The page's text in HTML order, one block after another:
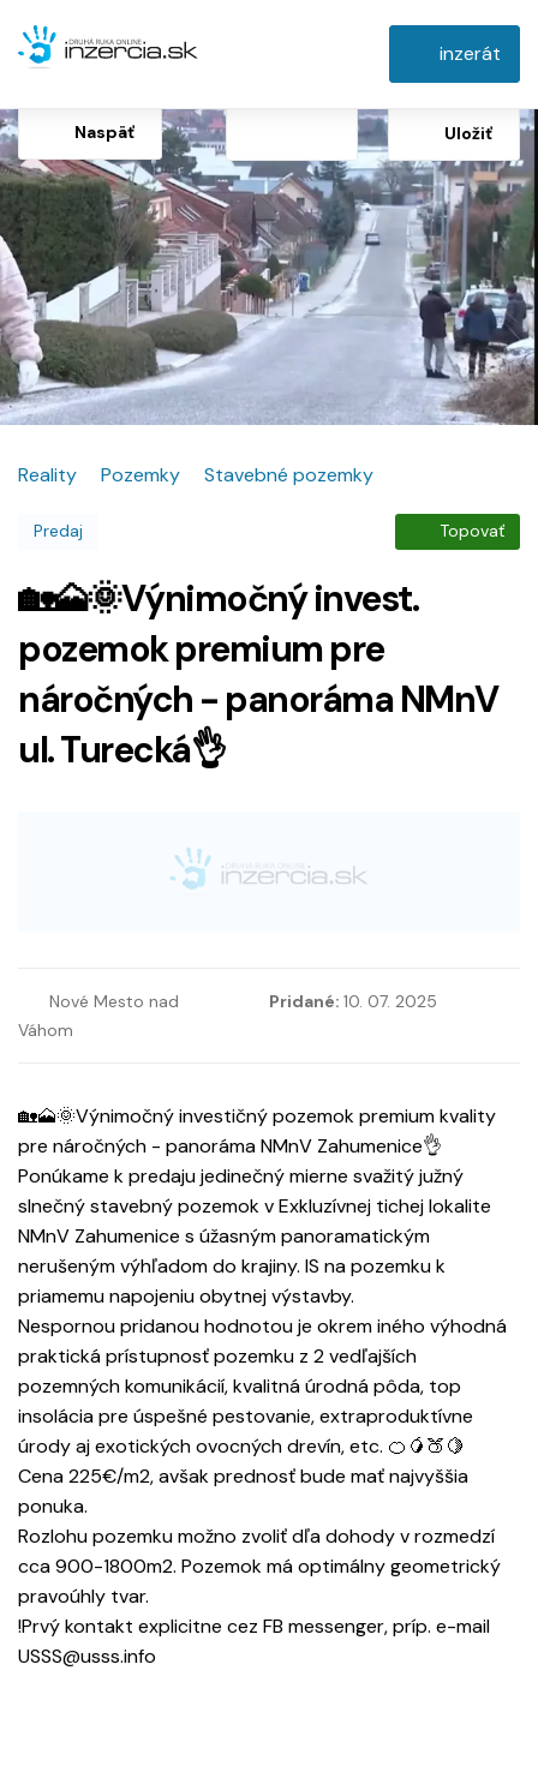
inzerát
Naspäť Uložiť
Reality Pozemky Stavebné pozemky
Predaj Topovať
🏡🗻🌞Výnimočný invest.
pozemok premium pre
náročných - panoráma NMnV
ul. Turecká👌
Nové Mesto nad
Váhom
Pridané: 10. 07. 2025
🏡🗻🌞Výnimočný investičný pozemok premium kvality
pre náročných - panoráma NMnV Zahumenice👌
Ponúkame k predaju jedinečný mierne svažitý južný
slnečný stavebný pozemok v Exkluzívnej tichej lokalite
NMnV Zahumenice s úžasným panoramatickým
nerušeným výhľadom do krajiny. IS na pozemku k
priamemu napojeniu obytnej výstavby.
Nespornou pridanou hodnotou je okrem iného výhodná
praktická prístupnosť pozemku z 2 vedľajších
pozemných komunikácií, kvalitná úrodná pôda, top
insolácia pre úspešné pestovanie, extraproduktívne
úrody aj exotických ovocných drevín, etc. 🍊🥭🍑🍋
Cena 225€/m2, avšak prednosť bude mať najvyššia
ponuka.
Rozlohu pozemku možno zvoliť dľa dohody v rozmedzí
cca 900-1800m2. Pozemok má optimálny geometrický
pravoúhly tvar.
!Prvý kontakt explicitne cez FB messenger, príp. e-mail
USSS@usss.info